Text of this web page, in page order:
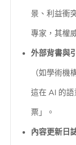
景、利益衝
專家，其權
外部背書與
（如學術
這在 AI 的
票」。
內容更新日